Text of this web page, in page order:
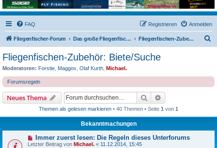
FAQ Anmelden
Registrieren
Fliegenfischer-Forum Das große Fliegenfischer-Forum! Fliegenfischen-Zubehör: Biete/Suche
e
Fliegenfischen-Zubehör: Biete/Suche
Moderatoren: Forstie Maggov Olaf Kurth Michael.
Forumsregeln
Neues Thema Suche
Themen als gelesen markieren • 40 Themen • Seite 1 von 1
Bekanntmachungen
Immer zuerst lesen: Die Regeln dieses Unterforums
Letzter Beitrag von Michael. « 11.12.2014, 15:45